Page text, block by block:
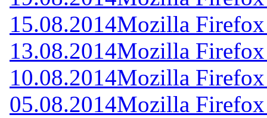
15.08.2014Mozilla
13.08.2014Mozilla
10.08.2014Mozilla
05.08.2014Mozilla